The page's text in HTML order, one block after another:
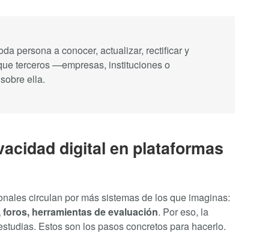
persona a conocer, actualizar, rectificar y
terceros —empresas, instituciones o
ella.
digital en plataformas
circulan por más sistemas de los que imaginas:
herramientas de evaluación. Por eso, la
Estos son los pasos concretos para hacerlo.